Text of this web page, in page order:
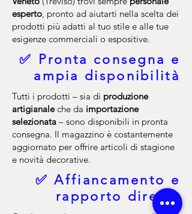
esperto, pronto ad aiutarti nella scelta dei
prodotti più adatti al tuo stile e alle tue
esigenze commerciali o espositive.
✅ Pronta consegna e
ampia disponibilità
Tutti i prodotti – sia di produzione
artigianaleche da importazione
selezionata – sono disponibili in pronta
consegna. Il magazzino è costantemente
aggiornato per offrire articoli di stagione
e novità decorative.
✅ Affiancamento e
rapporto diretto